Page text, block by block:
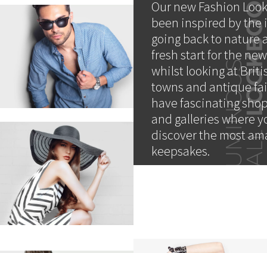
Our new Fashion
been inspired by the
going back to nature
fresh start for the
whilst looking at
towns and antique
have fascinating
and galleries where
discover the most
keepsakes.